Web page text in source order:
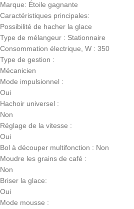
Marque: Étoile gagnante
Caractéristiques principales:
Possibilité de hacher la glace
Type de mélangeur : Stationnaire
Consommation électrique, W : 350
Type de gestion :
Mécanicien
Mode impulsionnel :
Oui
Hachoir universel :
Non
Réglage de la vitesse :
Oui
Bol à découper multifonction : Non
Moudre les grains de café :
Non
Briser la glace:
Oui
Mode mousse :